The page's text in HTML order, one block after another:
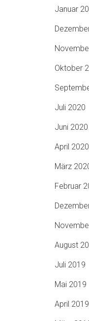
Januar
Oktober
Juli 2020
Juni 2020
April 2020
März
Februar
August
Juli 2019
Mai 2019
April 2019